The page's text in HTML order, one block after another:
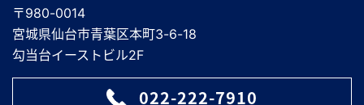
〒980-0014
宮城県仙台市青葉区本町3-6-18
勾当台イーストビル2F
022-222-7910